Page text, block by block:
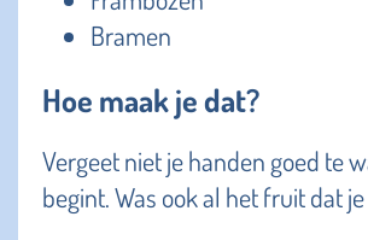
Bramen
Hoe maak je dat?
Vergeet niet je handen goed te
begint. Was ook al het fruit dat